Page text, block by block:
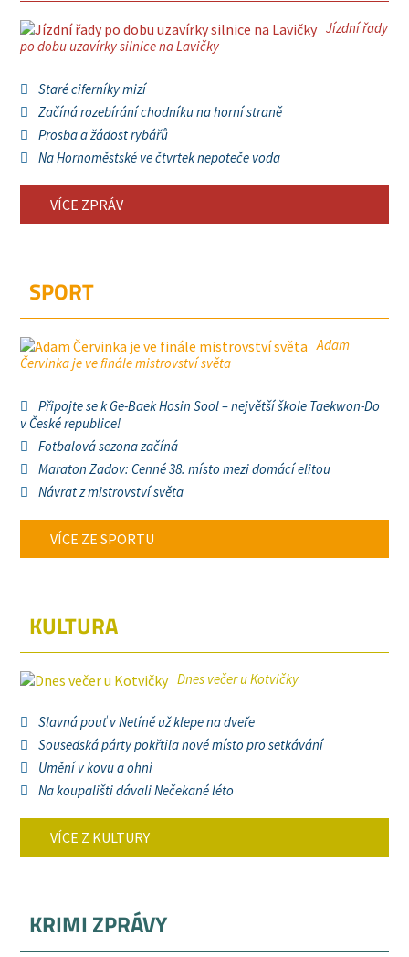
Jízdní řady
po dobu uzavírky silnice na Lavičky
Staré ciferníky mizí
Začíná rozebírání chodníku na horní straně
Prosba a žádost rybářů
Na Hornoměstské ve čtvrtek nepoteče voda
VÍCE ZPRÁV
SPORT
Adam
Červinka je ve finále mistrovství světa
Připojte se k Ge-Baek Hosin Sool – největší škole Taekwon-Do
v České republice!
Fotbalová sezona začíná
Maraton Zadov: Cenné 38. místo mezi domácí elitou
Návrat z mistrovství světa
VÍCE ZE SPORTU
KULTURA
Dnes večer u Kotvičky
Slavná pouť v Netíně už klepe na dveře
Sousedská párty pokřtila nové místo pro setkávání
Umění v kovu a ohni
Na koupališti dávali Nečekané léto
VÍCE Z KULTURY
KRIMI ZPRÁVY